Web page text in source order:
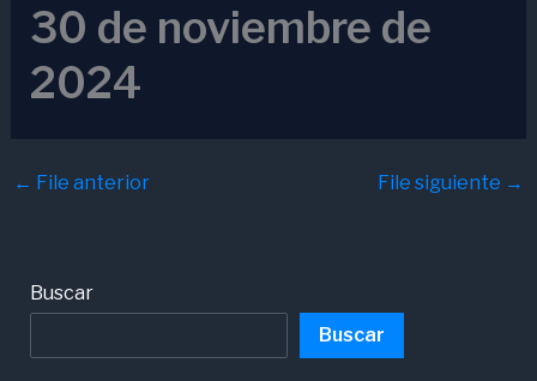
30 de noviembre de
2024
← File anterior File siguiente →
Buscar
Buscar